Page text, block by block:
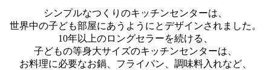
シンプルなつくりのキッチンセンターは、
世界中の子ども部屋にあうようにとデザインされました。
10年以上のロングセラーを続ける、
子どもの等身大サイズのキッチンセンターは、
お料理に必要なお鍋、フライパン、調味料入れなど、